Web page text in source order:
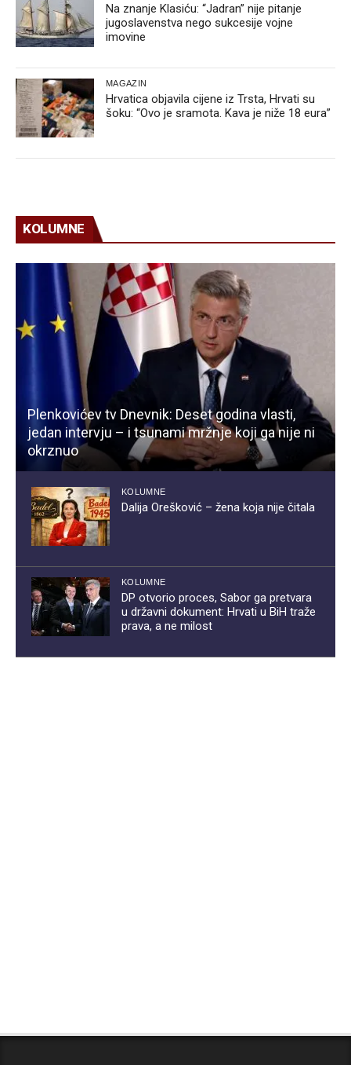
Na znanje Klasiću: “Jadran” nije pitanje
jugoslavenstva nego sukcesije vojne
imovine
MAGAZIN
Hrvatica objavila cijene iz Trsta, Hrvati su
šoku: “Ovo je sramota. Kava je niže 18 eura”
KOLUMNE
Plenkovićev tv Dnevnik: Deset godina vlasti,
jedan intervju – i tsunami mržnje koji ga nije ni
okrznuo
KOLUMNE
Dalija Orešković – žena koja nije čitala
KOLUMNE
DP otvorio proces, Sabor ga pretvara
u državni dokument: Hrvati u BiH traže
prava, a ne milost